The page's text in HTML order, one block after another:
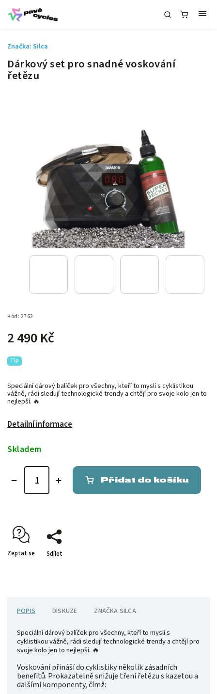
Dárkový set pro snadné voskování
řetězu
Kód: 2762
2 490 Kč
Speciální dárový balíček pro všechny, kteří to myslí s cyklistikou
vážně, rádi sledují technologické trendy a chtějí pro svoje kolo jen to
nejlepší. 🔥
Detailní informace
Tip
Značka: Silca
Skladem
Přidat do košíku
Zeptat se Sdílet
POPIS DISKUZE ZNAČKA SILCA
Speciální dárový balíček pro všechny, kteří to myslí s
cyklistikou vážně, rádi sledují technologické trendy a chtějí pro
svoje kolo jen to nejlepší. 🔥
Voskování přináší do cyklistiky několik zásadních
benefitů. Prokazatelně snižuje tření řetězu s kazetou a
dalšími komponenty, čímž: